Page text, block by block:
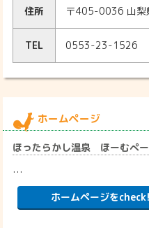
住所 〒405-0036 山梨
TEL 0553-23-1526
ホームページ
ほったらかし温泉 ほーむぺ
…
ホームページをcheck!